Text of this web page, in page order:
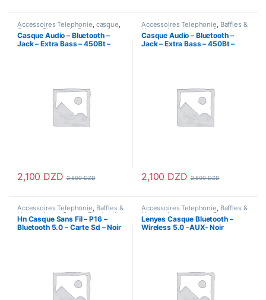
Accessoires Telephonie, casque,
Casque Bluetooth,Ecouteur &
Kitmains ,Ecouteur Bluetooth,
Oreillettes
Casque Audio – Bluetooth –
Jack – Extra Bass – 450Bt –
2,100 DZD 2,500DZD
Accessoires Telephonie, Baffles &
Haut parleurs, casque Casque
Bluetooth,Ecouteur & Kitmains
Ecouteur Bluetooth,Oreillettes
Casque Audio – Bluetooth –
Jack – Extra Bass – 450Bt –
2,100 DZD 2,500DZD
Accessoires Telephonie, Baffles &
Haut parleurs, Casque Bluetooth
Ecouteur & Kitmains,Ecouteur
Bluetooth, Oreillettes
Hn Casque Sans Fil – P16 –
Bluetooth 5.0 – Carte Sd – Noir
Accessoires Telephonie, Baffles &
Haut parleurs casque Casque
Bluetooth,Ecouteur & Kitmains
Ecouteur Bluetooth,Oreillettes
Lenyes Casque Bluetooth –
Wireless 5.0 -AUX- Noir